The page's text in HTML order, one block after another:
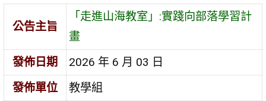
公告主旨
「走進山海教室」:實踐向部落學習計
畫
發佈日期
2026 年 6 月 03 日
發佈單位
教學組